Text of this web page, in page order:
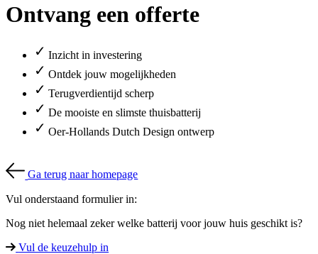
Ontvang een offerte
✓ Inzicht in investering
✓ Ontdek jouw mogelijkheden
✓ Terugverdientijd scherp
✓ De mooiste en slimste thuisbatterij
✓ Oer-Hollands Dutch Design ontwerp
Ga terug naar homepage
Vul onderstaand formulier in:
Nog niet helemaal zeker welke batterij voor jouw huis geschikt is?
Vul de keuzehulp in